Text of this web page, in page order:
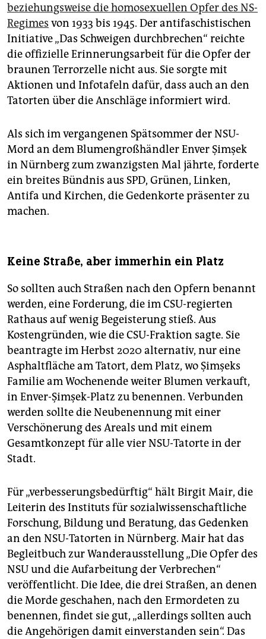
beziehungsweise die homosexuellen Opfer des NS-
Regimes von 1933 bis 1945. Der antifaschistischen
Initiative „Das Schweigen durchbrechen“ reichte
die offizielle Erinnerungsarbeit für die Opfer der
braunen Terrorzelle nicht aus. Sie sorgte mit
Aktionen und Infotafeln dafür, dass auch an den
Tatorten über die Anschläge informiert wird.
Als sich im vergangenen Spätsommer der NSU-
Mord an dem Blumengroßhändler Enver Şimşek
in Nürnberg zum zwanzigsten Mal jährte, forderte
ein breites Bündnis aus SPD, Grünen, Linken,
Antifa und Kirchen, die Gedenkorte präsenter zu
machen.
Keine Straße, aber immerhin ein Platz
So sollten auch Straßen nach den Opfern benannt
werden, eine Forderung, die im CSU-regierten
Rathaus auf wenig Begeisterung stieß. Aus
Kostengründen, wie die CSU-Fraktion sagte. Sie
beantragte im Herbst 2020 alternativ, nur eine
Asphaltfläche am Tatort, dem Platz, wo Şimşeks
Familie am Wochenende weiter Blumen verkauft,
in Enver-Şimşek-Platz zu benennen. Verbunden
werden sollte die Neubenennung mit einer
Verschönerung des Areals und mit einem
Gesamtkonzept für alle vier NSU-Tatorte in der
Stadt.
Für „verbesserungsbedürftig“ hält Birgit Mair, die
Leiterin des Instituts für sozialwissenschaftliche
Forschung, Bildung und Beratung, das Gedenken
an den NSU-Tatorten in Nürnberg. Mair hat das
Begleitbuch zur Wanderausstellung „Die Opfer des
NSU und die Aufarbeitung der Verbrechen“
veröffentlicht. Die Idee, die drei Straßen, an denen
die Morde geschahen, nach den Ermordeten zu
benennen, findet sie gut, „allerdings sollten auch
die Angehörigen damit einverstanden sein“. Das